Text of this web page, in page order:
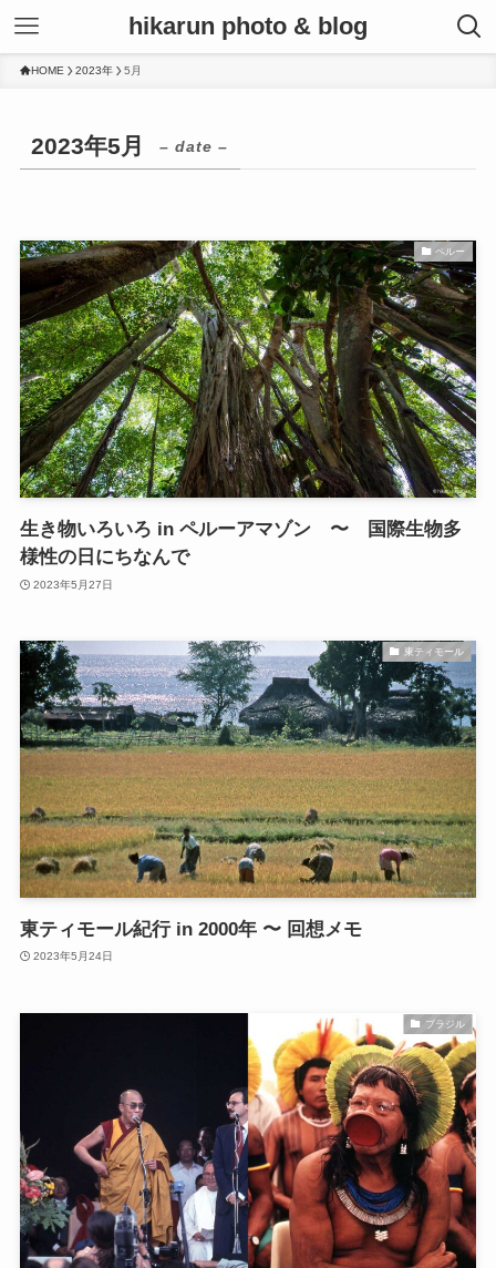
hikarun photo & blog
HOME 2023年 5月
2023年5月 – date –
ペルー
生き物いろいろ in ペルーアマゾン 〜 国際生物多
様性の日にちなんで
2023年5月27日
東ティモール
東ティモール紀行 in 2000年 〜 回想メモ
2023年5月24日
ブラジル